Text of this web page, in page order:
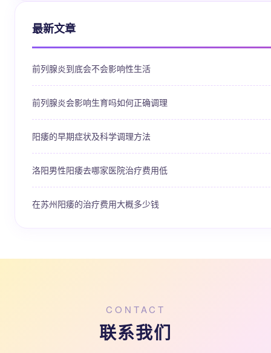
最新文章
前列腺炎到底会不会影响性生活
前列腺炎会影响生育吗如何正确调理
阳痿的早期症状及科学调理方法
洛阳男性阳痿去哪家医院治疗费用低
在苏州阳痿的治疗费用大概多少钱
CONTACT
联系我们